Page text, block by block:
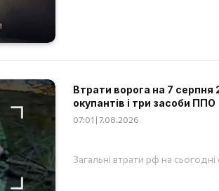
Втрати ворога на 7
окупантів і три засоби ППО
07:01 | 7.08.2026
Загальні втрати рф на